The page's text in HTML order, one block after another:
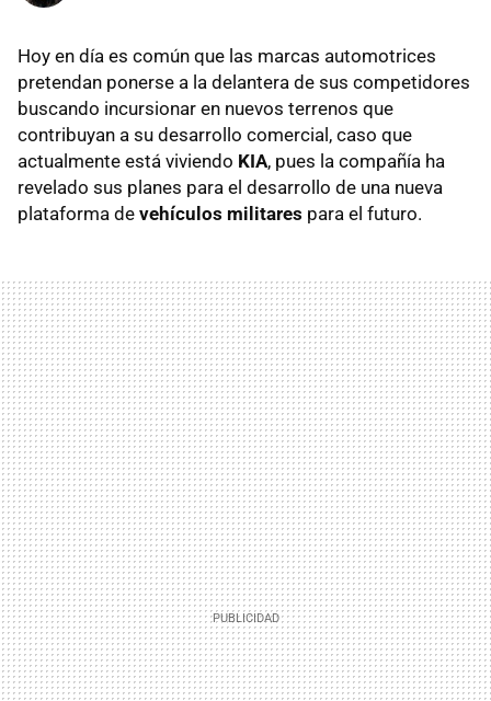
Hoy en día es común que las marcas automotrices
pretendan ponerse a la delantera de sus competidores
buscando incursionar en nuevos terrenos que
contribuyan a su desarrollo comercial, caso que
actualmente está viviendo KIA, pues la compañía ha
revelado sus planes para el desarrollo de una nueva
plataforma de vehículos militares para el futuro.